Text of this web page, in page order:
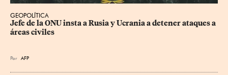
GEOPOLÍTICA
Jefe de la ONU insta a Rusia y Ucrania a detener ataques a
áreas civiles
Por AFP